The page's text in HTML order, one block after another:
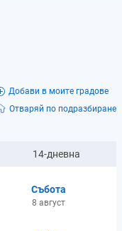
Добави в моите градове
Отваряй по подразбиране
14-дневна
Събота
8 август